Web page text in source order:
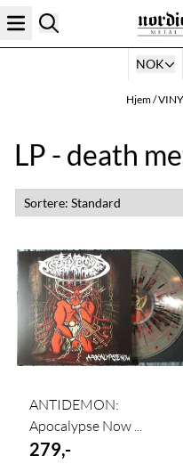
Hopp til innhold
NOK
Hjem/
LP - death
ANTIDEMON:
Apocalypse Now ...
279,-